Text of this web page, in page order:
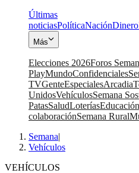
Últimas
noticiasPolíticaNaciónDinero
Más
Elecciones 2026Foros
PlayMundoConfidenciales
TVGenteEspecialesArcadia
UnidosVehículosSemana
PatasSaludLoteríasEducación
colaboraciónSemana Rural
Semana|
Vehículos
VEHÍCULOS